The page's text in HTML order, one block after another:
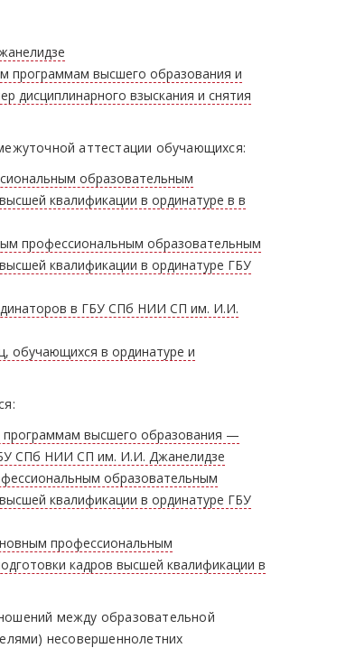
программам высшего образования и
взыскания и снятия
аттестации обучающихся:
образовательным
квалификации в ординатуре в в
профессиональным образовательным
квалификации в ординатуре ГБУ
в ГБУ СПб НИИ СП им. И.И.
обучающихся в ординатуре и
высшего образования —
СПб НИИ СП им. И.И. Джанелидзе
образовательным
квалификации в ординатуре ГБУ
профессиональным
кадров высшей квалификации в
между образовательной
несовершеннолетних